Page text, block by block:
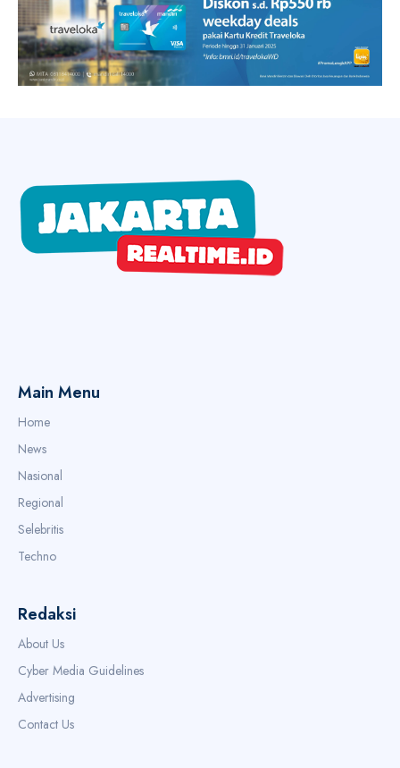
Main Menu
Home
News
Nasional
Regional
Selebritis
Techno
Redaksi
About Us
Cyber Media Guidelines
Advertising
Contact Us